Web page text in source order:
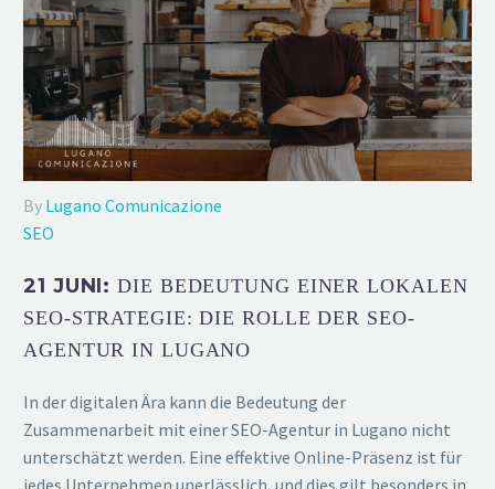
By Lugano Comunicazione
SEO
21 JUNI:DIE BEDEUTUNG EINER LOKALEN
SEO-STRATEGIE: DIE ROLLE DER SEO-
AGENTUR IN LUGANO
In der digitalen Ära kann die Bedeutung der
Zusammenarbeit mit einer SEO-Agentur in Lugano nicht
unterschätzt werden. Eine effektive Online-Präsenz ist für
jedes Unternehmen unerlässlich, und dies gilt besonders in